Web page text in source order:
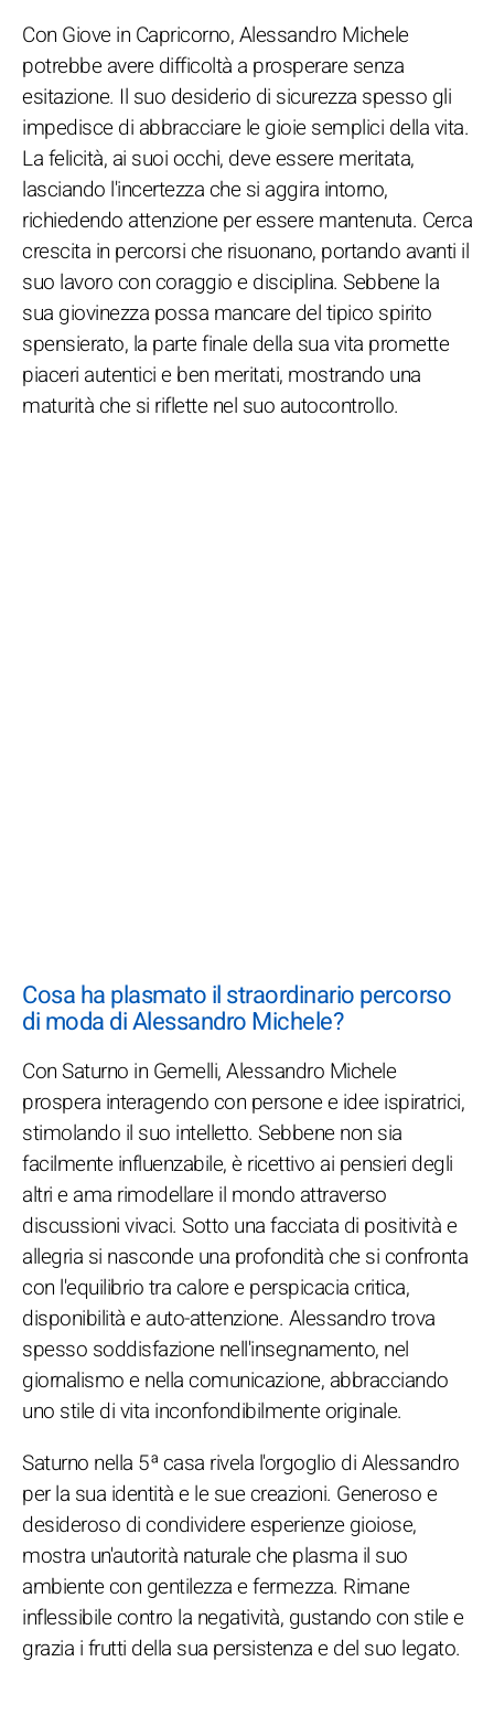
Con Giove in Capricorno, Alessandro Michele
potrebbe avere difficoltà a prosperare senza
esitazione. Il suo desiderio di sicurezza spesso gli
impedisce di abbracciare le gioie semplici della vita.
La felicità, ai suoi occhi, deve essere meritata,
lasciando l'incertezza che si aggira intorno,
richiedendo attenzione per essere mantenuta. Cerca
crescita in percorsi che risuonano, portando avanti il
suo lavoro con coraggio e disciplina. Sebbene la
sua giovinezza possa mancare del tipico spirito
spensierato, la parte finale della sua vita promette
piaceri autentici e ben meritati, mostrando una
maturità che si riflette nel suo autocontrollo.
Cosa ha plasmato il straordinario percorso
di moda di Alessandro Michele?
Con Saturno in Gemelli, Alessandro Michele
prospera interagendo con persone e idee ispiratrici,
stimolando il suo intelletto. Sebbene non sia
facilmente influenzabile, è ricettivo ai pensieri degli
altri e ama rimodellare il mondo attraverso
discussioni vivaci. Sotto una facciata di positività e
allegria si nasconde una profondità che si confronta
con l'equilibrio tra calore e perspicacia critica,
disponibilità e auto-attenzione. Alessandro trova
spesso soddisfazione nell'insegnamento, nel
giornalismo e nella comunicazione, abbracciando
uno stile di vita inconfondibilmente originale.
Saturno nella 5ª casa rivela l'orgoglio di Alessandro
per la sua identità e le sue creazioni. Generoso e
desideroso di condividere esperienze gioiose,
mostra un'autorità naturale che plasma il suo
ambiente con gentilezza e fermezza. Rimane
inflessibile contro la negatività, gustando con stile e
grazia i frutti della sua persistenza e del suo legato.